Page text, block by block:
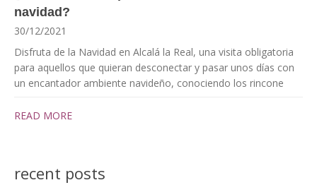
navidad?
30/12/2021
Disfruta de la Navidad en Alcalá la Real, una visita obligatoria
para aquellos que quieran desconectar y pasar unos días con
un encantador ambiente navideño, conociendo los rincone
READ MORE
recent posts